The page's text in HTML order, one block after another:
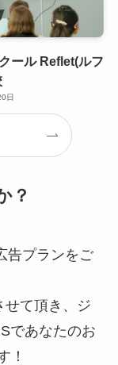
ール Reflet(ルフ
日
？
告プランをご
せて頂き、ジ
であなたのお
！